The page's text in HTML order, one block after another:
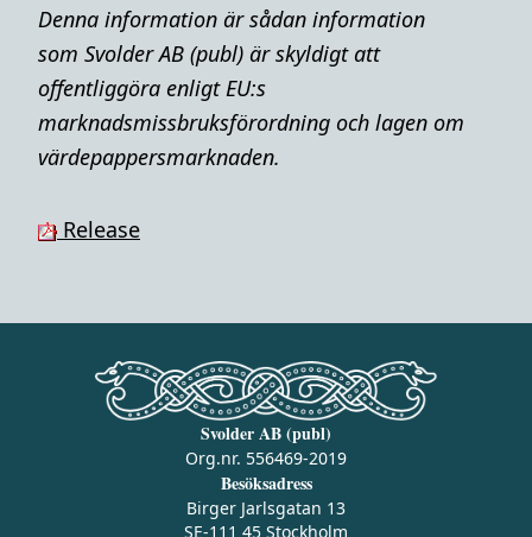
Denna information är sådan information
som Svolder AB (publ) är skyldigt att
offentliggöra enligt EU:s
marknadsmissbruksförordning och lagen om
värdepappersmarknaden.
Release
Svolder AB (publ)
Org.nr. 556469-2019
Besöksadress
Birger Jarlsgatan 13
SE-111 45 Stockholm